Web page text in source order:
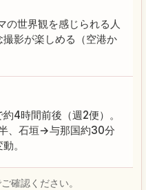
の世界観を感じられる人
影が楽しめる（空港か
4時間前後（週2便）。
、石垣→与那国約30分
。
確認ください。